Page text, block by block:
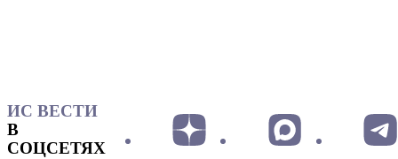
ИС ВЕСТИ
В
СОЦСЕТЯХ